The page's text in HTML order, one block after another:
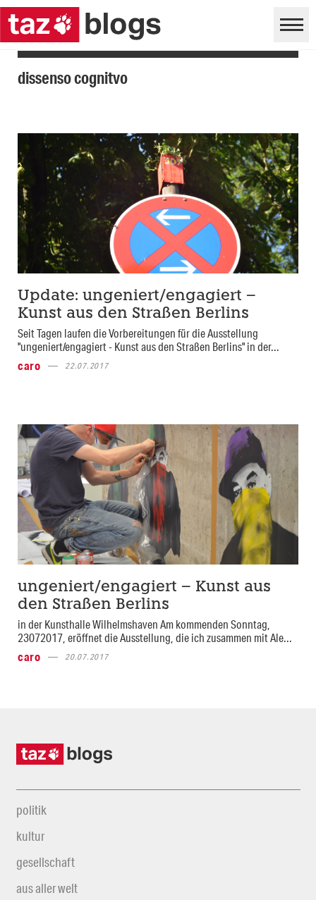
dissenso cognitvo
Update: ungeniert/engagiert –
Kunst aus den Straßen Berlins
Seit Tagen laufen die Vorbereitungen für die Ausstellung
"ungeniert/engagiert - Kunst aus den Straßen Berlins" in der...
caro
22.07.2017
ungeniert/engagiert – Kunst aus
den Straßen Berlins
in der Kunsthalle Wilhelmshaven Am kommenden Sonntag,
23072017, eröffnet die Ausstellung, die ich zusammen mit Ale...
caro
20.07.2017
politik
kultur
gesellschaft
aus aller welt